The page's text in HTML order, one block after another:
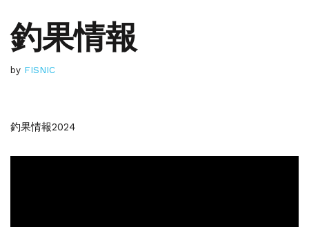
へ
ス
キ
ッ
釣果情報
by FISNIC
釣果情報2024